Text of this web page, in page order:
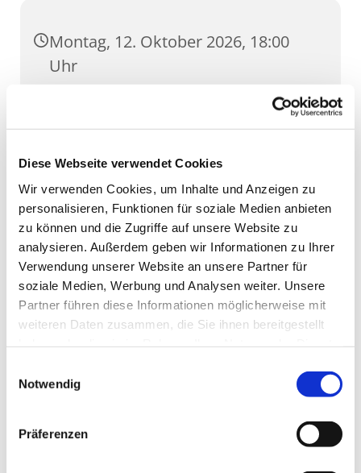
Diese Webseite verwendet Cookies
Wir verwenden Cookies, um Inhalte und Anzeigen zu
personalisieren, Funktionen für soziale Medien anbieten
zu können und die Zugriffe auf unsere Website zu
analysieren. Außerdem geben wir Informationen zu Ihrer
Verwendung unserer Website an unsere Partner für
soziale Medien, Werbung und Analysen weiter. Unsere
Partner führen diese Informationen möglicherweise mit
weiteren Daten zusammen, die Sie ihnen bereitgestellt
Notwendig
Präferenzen
Montag, 12. Oktober 2026, 18:00
Uhr
GH Severi, Severihof 1, 99084 Erfurt